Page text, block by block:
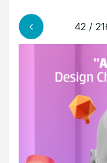
42 /